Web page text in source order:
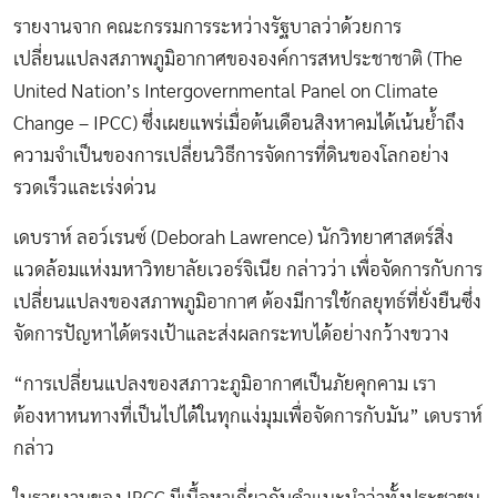
รายงานจาก คณะกรรมการระหว่างรัฐบาลว่าด้วยการ
เปลี่ยนแปลงสภาพภูมิอากาศขององค์การสหประชาชาติ (The
United Nation’s Intergovernmental Panel on Climate
Change – IPCC) ซึ่งเผยแพร่เมื่อต้นเดือนสิงหาคมได้เน้นย้ำถึง
ความจำเป็นของการเปลี่ยนวิธีการจัดการที่ดินของโลกอย่าง
รวดเร็วและเร่งด่วน
เดบราห์ ลอว์เรนซ์ (Deborah Lawrence) นักวิทยาศาสตร์สิ่ง
แวดล้อมแห่งมหาวิทยาลัยเวอร์จิเนีย กล่าวว่า เพื่อจัดการกับการ
เปลี่ยนแปลงของสภาพภูมิอากาศ ต้องมีการใช้กลยุทธ์ที่ยั่งยืนซึ่ง
จัดการปัญหาได้ตรงเป้าและส่งผลกระทบได้อย่างกว้างขวาง
“การเปลี่ยนแปลงของสภาวะภูมิอากาศเป็นภัยคุกคาม เรา
ต้องหาหนทางที่เป็นไปได้ในทุกแง่มุมเพื่อจัดการกับมัน” เดบราห์
กล่าว